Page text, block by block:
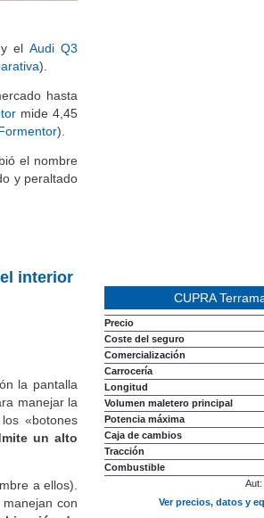
elAudi Q3
hasta
mide 4,45
el nombre
y peraltado
interior
la pantalla
manejar la
«botones
a ellos).
CUPRA
Precio
Coste del seguro
Comercialización
Carrocería
Longitud
Volumen maletero principal
Potencia máxima
Caja de cambios
Tracción
Aut: